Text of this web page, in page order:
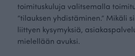
toimituskuluja valitsemalla
”tilauksen yhdistäminen.” Mikäli
liittyen kysymyksiä,
mielellään avuksi.